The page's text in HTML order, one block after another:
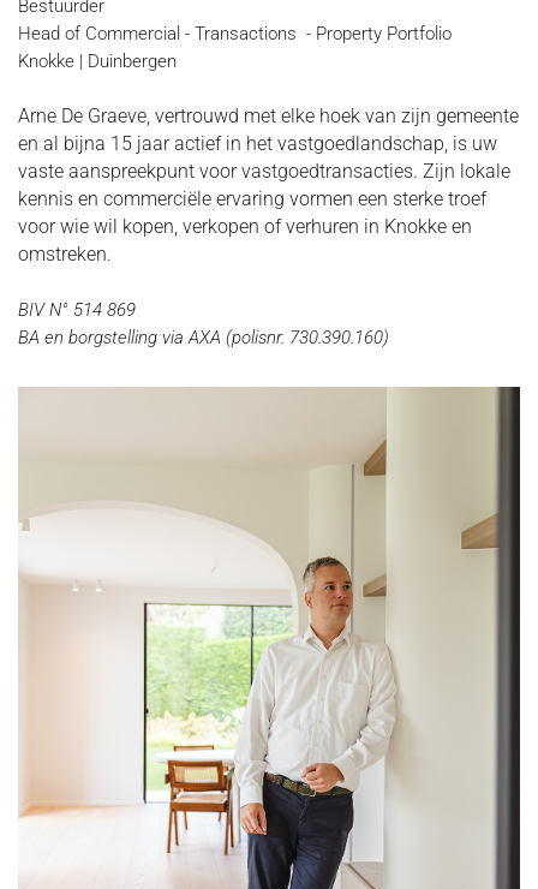
Bestuurder
Head of Commercial - Transactions - Property Portfolio
Knokke | Duinbergen
Arne De Graeve, vertrouwd met elke hoek van zijn gemeente
en al bijna 15 jaar actief in het vastgoedlandschap, is uw
vaste aanspreekpunt voor vastgoedtransacties. Zijn lokale
kennis en commerciële ervaring vormen een sterke troef
voor wie wil kopen, verkopen of verhuren in Knokke en
omstreken.
BIV N° 514 869
BA en borgstelling via AXA (polisnr. 730.390.160)